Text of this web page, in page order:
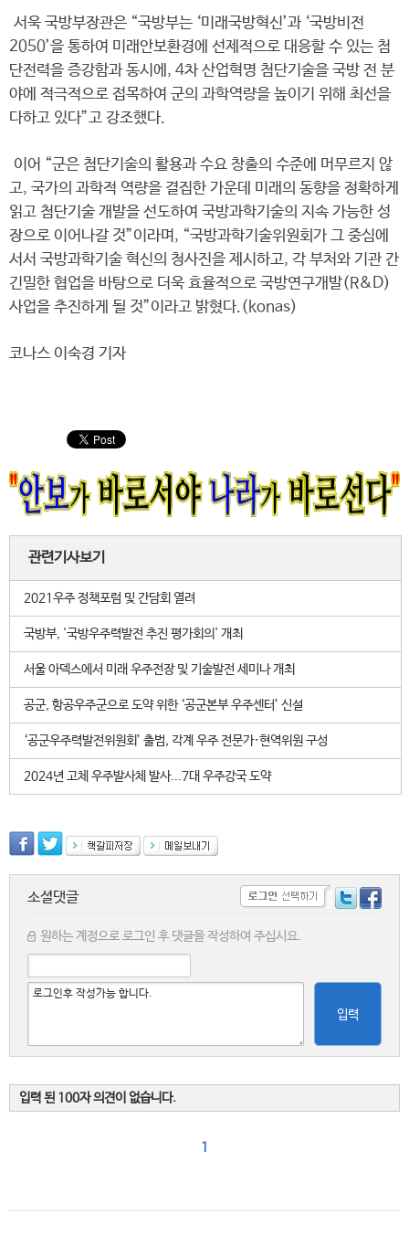
서욱 국방부장관은 “국방부는 ‘미래국방혁신’과 ‘국방비전
2050’을 통하여 미래안보환경에 선제적으로 대응할 수 있는 첨
단전력을 증강함과 동시에, 4차 산업혁명 첨단기술을 국방 전 분
야에 적극적으로 접목하여 군의 과학역량을 높이기 위해 최선을
다하고 있다”고 강조했다.
이어 “군은 첨단기술의 활용과 수요 창출의 수준에 머무르지 않
고, 국가의 과학적 역량을 결집한 가운데 미래의 동향을 정확하게
읽고 첨단기술 개발을 선도하여 국방과학기술의 지속 가능한 성
장으로 이어나갈 것”이라며, “국방과학기술위원회가 그 중심에
서서 국방과학기술 혁신의 청사진을 제시하고, 각 부처와 기관 간
긴밀한 협업을 바탕으로 더욱 효율적으로 국방연구개발(R&D)
사업을 추진하게 될 것”이라고 밝혔다.(konas)
코나스 이숙경 기자
관련기사보기
2021우주 정책포럼 및 간담회 열려
국방부, '국방우주력발전 추진 평가회의' 개최
서울 아덱스에서 미래 우주전장 및 기술발전 세미나 개최
공군, 항공우주군으로 도약 위한 ‘공군본부 우주센터’ 신설
‘공군우주력발전위원회’ 출범, 각계 우주 전문가·현역위원 구성
2024년 고체 우주발사체 발사...7대 우주강국 도약
소셜댓글
원하는 계정으로 로그인 후 댓글을 작성하여 주십시요.
입력
입력 된 100자 의견이 없습니다.
1